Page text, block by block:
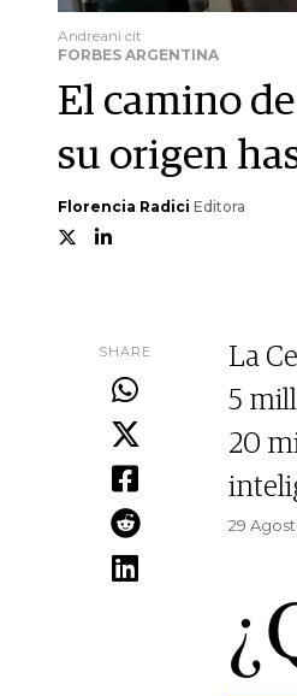
Andreani cit
FORBES ARGENTINA
El camino
su origen
Florencia Radici Editora
SHARE
La
5
20
29